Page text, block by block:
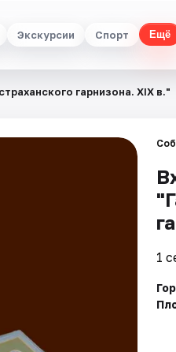
Экскурсии Спорт Ещё
гарнизона. XIX в."
1